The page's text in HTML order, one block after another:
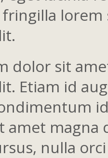
dolor sit
Etiam id
amet magna
nulla